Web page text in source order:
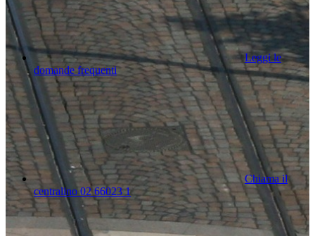
Leggi le
domande frequenti
Chiama il
centralino 02 66023 1